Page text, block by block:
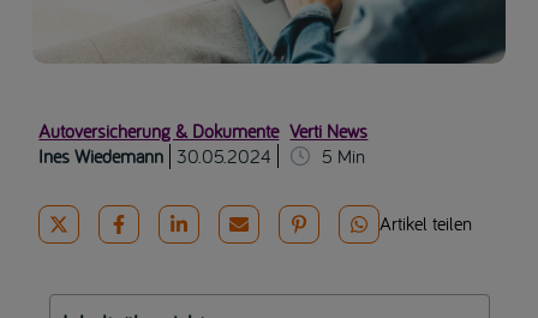
Autoversicherung & Dokumente Verti News
Ines Wiedemann 30.05.2024 5 Min
Artikel teilen